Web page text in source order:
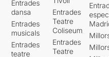
Entrades
dansa
Entrades
musicals
Entrades
teatre
Entrades
Teatre
Coliseum
Entrades
Teatre